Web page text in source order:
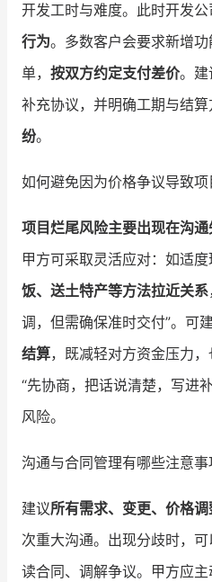
开发工时与难度。此时开发公
行为。多数客户会要求新增
单， 按双方约定支付差价。建
补充协议，并明确工期与结
纷。
如何避免因为价格争议导致项
项目烂尾风险主要出现在沟
甲方可采取灵活应对：如适度
饭、送土特产等方法拉近关系
调，但需确保准时交付”。可
结算，既减轻对方资金压力
“先协商，把话说清楚，写进
风险。
沟通与合同管理有哪些注意事
建议所有需求、变更、价格
次重大沟通。出现分歧时，
读合同、调解争议。甲方应